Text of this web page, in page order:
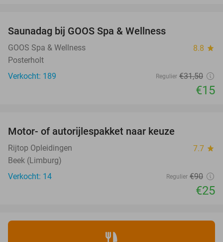
Saunadag bij GOOS Spa & Wellness
GOOS Spa & Wellness 8.8 star
Posterholt
Verkocht: 189
Regulier €31,50
€15
Motor- of autorijlespakket naar keuze
Rijtop Opleidingen 7.7 star
Beek (Limburg)
Verkocht: 14
Regulier €90
€25